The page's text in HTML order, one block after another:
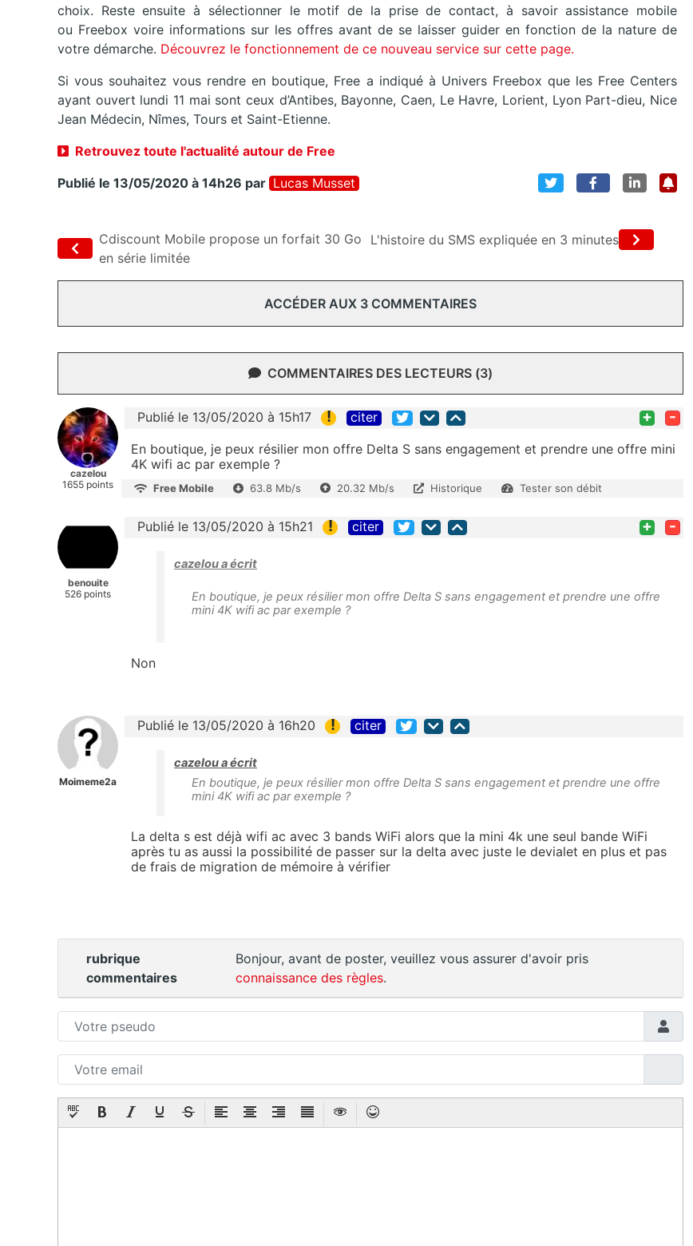
choix. Reste ensuite à sélectionner le motif de la prise de contact, à savoir assistance mobile
ou Freebox voire informations sur les offres avant de se laisser guider en fonction de la nature de
votre démarche. Découvrez le fonctionnement de ce nouveau service sur cette page.
Si vous souhaitez vous rendre en boutique, Free a indiqué à Univers Freebox que les Free Centers
ayant ouvert lundi 11 mai sont ceux d’Antibes, Bayonne, Caen, Le Havre, Lorient, Lyon Part-dieu, Nice
Jean Médecin, Nîmes, Tours et Saint-Etienne.
Retrouvez toute l'actualité autour de Free
Publié le 13/05/2020 à 14h26 par Lucas Musset
Cdiscount Mobile propose un forfait 30 Go
en série limitée
L'histoire du SMS expliquée en 3 minutes
ACCÉDER AUX 3 COMMENTAIRES
COMMENTAIRES DES LECTEURS (3)
cazelou
1655 points
Publié le 13/05/2020 à 15h17 ! citer + -
En boutique, je peux résilier mon offre Delta S sans engagement et prendre une offre mini
4K wifi ac par exemple ?
Free Mobile 63.8 Mb/s 20.32 Mb/s Historique Tester son débit
benouite
526 points
Publié le 13/05/2020 à 15h21 ! citer + -
cazelou a écrit
En boutique, je peux résilier mon offre Delta S sans engagement et prendre une offre
mini 4K wifi ac par exemple ?
Non
Moimeme2a
Publié le 13/05/2020 à 16h20 ! citer
cazelou a écrit
En boutique, je peux résilier mon offre Delta S sans engagement et prendre une offre
mini 4K wifi ac par exemple ?
La delta s est déjà wifi ac avec 3 bands WiFi alors que la mini 4k une seul bande WiFi
après tu as aussi la possibilité de passer sur la delta avec juste le devialet en plus et pas
de frais de migration de mémoire à vérifier
rubrique
commentaires
Bonjour, avant de poster, veuillez vous assurer d'avoir pris
connaissance des règles.